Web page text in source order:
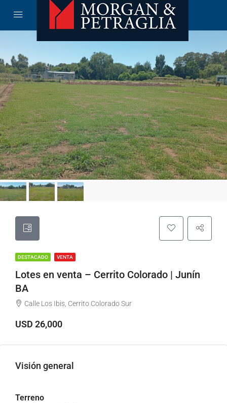
DESTACADO VENTA
Lotes en venta – Cerrito Colorado | Junín
BA
Calle Los Ibis, Cerrito Colorado Sur
USD 26,000
Visión general
Terreno